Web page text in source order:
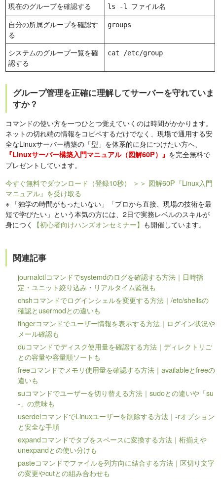
現在のグループを確認する ls -l ファイル名
自分の所属グループを確認す
る
groups
システムのグループ一覧を確
認する
cat /etc/group
グループ管理を正確に理解してサーバーを守れていま
すか？
コマンドの使い方を一つひとつ覚えていくのは時間がかかります。
ネットの切れ端の情報をコピペするだけでなく、現場で通用する安
全なLinuxサーバー構築の「型」を体系的に身につけたい方へ、
『Linuxサーバー構築入門マニュアル（図解60P）』 を完全無料で
プレゼントしています。
今すぐ無料でダウンロード（登録10秒）
＞＞ 図解60P『Linux入門
マニュアル』を受け取る
※ 「独学の時間がもったいない」「プロから直接、現場の技術を最
短で学びたい」という本気の方には、2日で実務レベルのスキルが
身につく
【初心者向けハンズオンセミナー】 も開催しています。
関連記事
journalctlコマンドでsystemdのログを確認する方法｜日時指
定・ユニット絞り込み・リアルタイム監視も
chshコマンドでログインシェルを変更する方法｜/etc/shellsの
確認とusermodとの違いも
fingerコマンドでユーザー情報を表示する方法｜ログイン状況や
メール確認も
duコマンドでディスク使用量を確認する方法｜ディレクトリご
との容量や容量順ソートも
freeコマンドでメモリ使用量を確認する方法｜availableとfreeの
違いも
suコマンドでユーザーを切り替える方法｜sudoとの違いや「su
-」の意味も
userdelコマンドでLinuxユーザーを削除する方法｜-rオプション
と安全な手順
expandコマンドでタブをスペースに変換する方法｜桁揃えや
unexpandとの使い分けも
pasteコマンドでファイルを列方向に結合する方法｜区切り文字
の変更やcutとの組み合わせも